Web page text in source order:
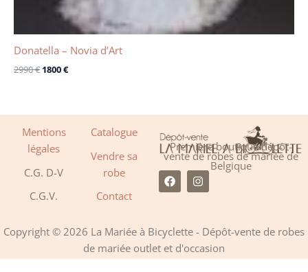
Donatella – Novia d’Art
2990€ 1800€
Mentions
légales
C.G. D-V
C.G.V.
Catalogue
Vendre sa
robe
Contact
Première boutique dépôt-
vente de robes de mariée de
Belgique
F
a
c
o
k
I
n
s
g
a
m
Copyright © 2026 La Mariée à Bicyclette - Dépôt-vente de robes
de mariée outlet et d'occasion